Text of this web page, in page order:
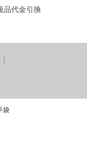
品代金引換
袋